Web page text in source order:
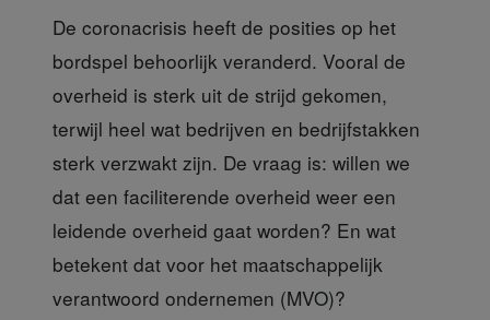
De coronacrisis heeft de posities op het
bordspel behoorlijk veranderd. Vooral de
overheid is sterk uit de strijd gekomen,
terwijl heel wat bedrijven en bedrijfstakken
sterk verzwakt zijn. De vraag is: willen we
dat een faciliterende overheid weer een
leidende overheid gaat worden? En wat
betekent dat voor het maatschappelijk
verantwoord ondernemen (MVO)?